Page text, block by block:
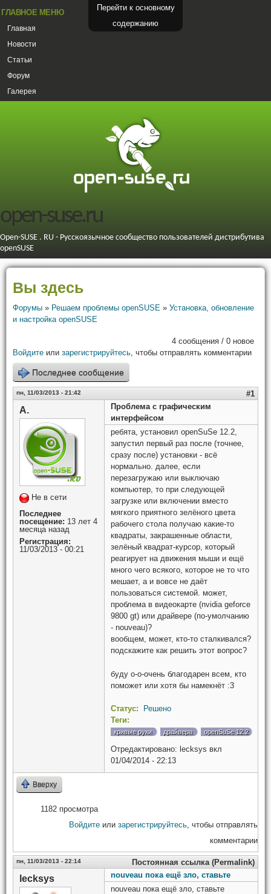
Перейти к основному
содержанию
ГЛАВНОЕ МЕНЮ
Главная
Новости
Статьи
Форум
Галерея
open-suse.ru
Open-SUSE . RU - Русскоязычное сообщество пользователей дистрибутива
openSUSE
Вы здесь
Форумы » Решаем проблемы openSUSE » Установка, обновление
и настройка openSUSE
4 сообщения / 0 новое
Войдите или зарегистрируйтесь, чтобы отправлять комментарии
Последнее сообщение
пн, 11/03/2013 - 21:42 #1
А.
Не в сети
Последнее
посещение: 13 лет 4
месяца назад
Регистрация:
11/03/2013 - 00:21
Проблема с графическим
интерфейсом
ребята, установил openSuSe 12.2,
запустил первый раз после (точнее,
сразу после) установки - всё
нормально. далее, если
перезагружаю или выключаю
компьютер, то при следующей
загрузке или включении вместо
мягкого приятного зелёного цвета
рабочего стола получаю какие-то
квадраты, закрашенные области,
зелёный квадрат-курсор, который
реагирует на движения мыши и ещё
много чего всякого, которое не то что
мешает, а и вовсе не даёт
пользоваться системой. может,
проблема в видеокарте (nvidia geforce
9800 gt) или драйвере (по-умолчанию
- nouveau)?
вообщем, может, кто-то сталкивался?
подскажите как решить этот вопрос?
буду о-о-очень благодарен всем, кто
поможет или хотя бы намекнёт :3
Статус:
Решено
Теги:
кривые руки драйвера openSuSe 12.2
Отредактировано: lecksys вкл
01/04/2014 - 22:13
Вверху
1182 просмотра
Войдите или зарегистрируйтесь, чтобы отправлять
комментарии
пн, 11/03/2013 - 22:14 Постоянная ссылка (Permalink)
lecksys
nouveau пока ещё зло, ставьте
nouveau пока ещё зло, ставьте